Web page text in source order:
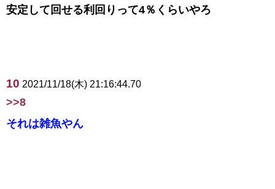
安定して回せる利回りって4％くらいやろ
10 2021/11/18(木) 21:16:44.70
>>8
それは雑魚やん